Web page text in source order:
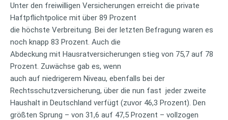
Unter den freiwilligen Versicherungen erreicht die private
Haftpflichtpolice mit über 89 Prozent
die höchste Verbreitung. Bei der letzten Befragung waren es
noch knapp 83 Prozent. Auch die
Abdeckung mit Hausratversicherungen stieg von 75,7 auf 78
Prozent. Zuwächse gab es, wenn
auch auf niedrigerem Niveau, ebenfalls bei der
Rechtsschutzversicherung, über die nun fast jeder zweite
Haushalt in Deutschland verfügt (zuvor 46,3 Prozent). Den
größten Sprung – von 31,6 auf 47,5 Prozent – vollzogen